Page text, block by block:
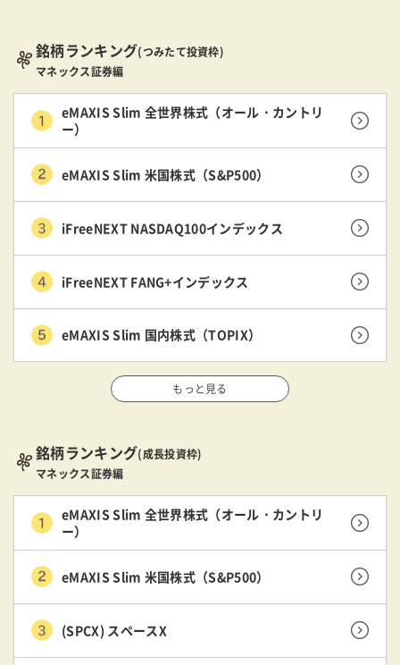
銘柄ランキング(つみたて投資枠)
マネックス証券編
eMAXIS Slim 全世界株式（オール・カントリ
ー）
eMAXIS Slim 米国株式（S&P500）
iFreeNEXT NASDAQ100インデックス
iFreeNEXT FANG+インデックス
eMAXIS Slim 国内株式（TOPIX）
もっと見る
銘柄ランキング(成長投資枠)
マネックス証券編
eMAXIS Slim 全世界株式（オール・カントリ
ー）
eMAXIS Slim 米国株式（S&P500）
(SPCX) スペースX